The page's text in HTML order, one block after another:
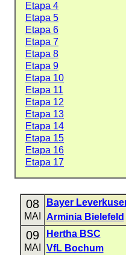
Etapa 4
Etapa 5
Etapa 6
Etapa 7
Etapa 8
Etapa 9
Etapa 10
Etapa 11
Etapa 12
Etapa 13
Etapa 14
Etapa 15
Etapa 16
Etapa 17
08
MAI
Bayer
Arminia Bielefeld
09
MAI
Hertha BSC
VfL Bochum